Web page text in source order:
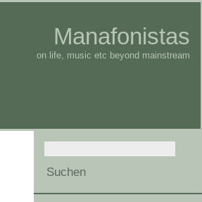
Manafonistas
on life, music etc beyond mainstream